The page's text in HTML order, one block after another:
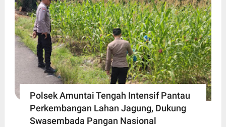
Polsek Amuntai Tengah Intensif Pantau
Perkembangan Lahan Jagung, Dukung
Swasembada Pangan Nasional